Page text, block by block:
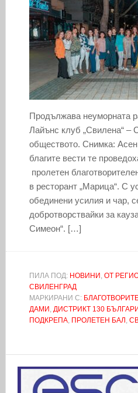
Продължава неуморната
Лайънс клуб „Свилена“ –
обществото. Снимка:
благите вести те
пролетен
в ресторант „Марица“. С
обединени усилия и чар,
добротворствайки за
Симеон“. […]
ПИЛА ПОД: НОВИНИ , ОТ
СВИЛЕНГРАД
МАРКИРАНИ С:
ДАМИ , ДИСТРИКТ 130
ПОДКРЕПА, ПРОЛЕТЕН БАЛ ,